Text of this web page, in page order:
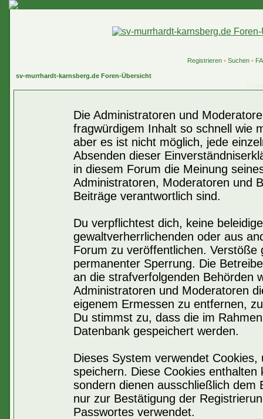
Registrieren• Suchen•
sv-murrhardt-karnsberg.de Foren-Übersicht
Die Administratoren und
fragwürdigem Inhalt so schnell wie
aber es ist nicht möglich, jede
Absenden dieser
in diesem Forum die Meinung
Administratoren, Moderatoren und
Beiträge verantwortlich sind.
Du verpflichtest dich, keine
gewaltverherrlichenden oder aus
Forum zu veröffentlichen.
permanenter Sperrung. Die
an die strafverfolgenden Behörden
Administratoren und Moderatoren
eigenem Ermessen zu entfernen,
Du stimmst zu, dass die im
Datenbank gespeichert werden.
Dieses System verwendet
speichern. Diese Cookies
sondern dienen ausschließlich dem
nur zur Bestätigung der
Passwortes verwendet.